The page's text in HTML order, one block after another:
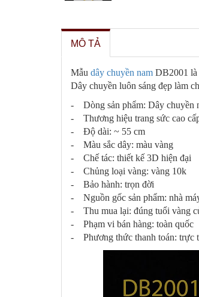
MÔ TẢ
Mẫu dây chuyền nam DB2001 là
Dây chuyền luôn sáng đẹp làm
- Dòng sản phẩm: Dây chuyền
- Thương hiệu trang sức cao
- Độ dài: ~ 55 cm
- Màu sắc dây: màu vàng
- Chế tác: thiết kế 3D hiện đại
- Chủng loại vàng: vàng 10k
- Bảo hành: trọn đời
- Nguồn gốc sản phẩm: nhà
- Thu mua lại: đúng tuổi vàng
- Phạm vi bán hàng: toàn quốc
- Phương thức thanh toán: trực